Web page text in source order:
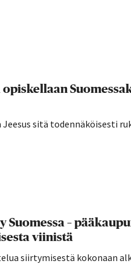
sitä todennäköisesti
–
viinistä
siirtymisestä kokonaan